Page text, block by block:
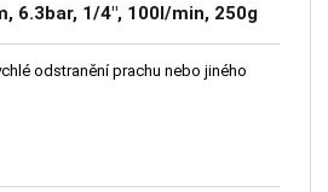
6.3bar, 1/4", 100l/min, 250g
odstranění prachu nebo jiného